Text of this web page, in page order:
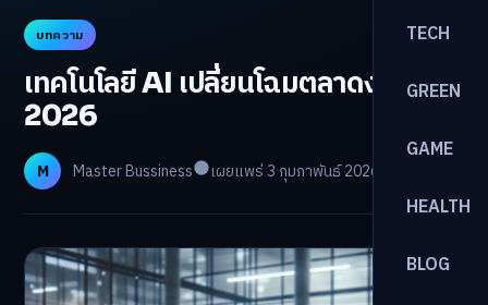
TECH
GREEN
GAME
HEALTH
BLOG
บทความ
เทคโนโลยี AI เปลี่ยนโฉมตลาดงานในปี
2026
M Master Bussiness เผยแพร่ 3 กุมภาพันธ์ 2026